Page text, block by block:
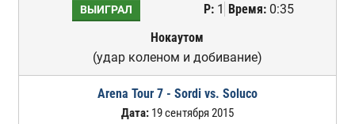
ВЫИГРАЛ Р:1 Время:0:35
Нокаутом
(удар коленом и добивание)
Arena Tour 7 - Sordi vs. Soluco
Дата:19 сентября 2015